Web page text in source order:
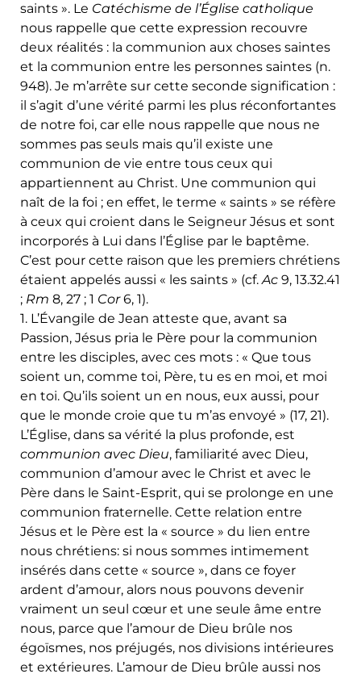
saints ». Le Catéchisme de l’Église catholique
nous rappelle que cette expression recouvre
deux réalités : la communion aux choses saintes
et la communion entre les personnes saintes (n.
948). Je m’arrête sur cette seconde signification :
il s’agit d’une vérité parmi les plus réconfortantes
de notre foi, car elle nous rappelle que nous ne
sommes pas seuls mais qu’il existe une
communion de vie entre tous ceux qui
appartiennent au Christ. Une communion qui
naît de la foi ; en effet, le terme « saints » se réfère
à ceux qui croient dans le Seigneur Jésus et sont
incorporés à Lui dans l’Église par le baptême.
C’est pour cette raison que les premiers chrétiens
étaient appelés aussi « les saints » (cf.Ac 9, 13.32.41
; Rm 8, 27 ; 1 Cor6, 1).
1. L’Évangile de Jean atteste que, avant sa
Passion, Jésus pria le Père pour la communion
entre les disciples, avec ces mots : « Que tous
soient un, comme toi, Père, tu es en moi, et moi
en toi. Qu’ils soient un en nous, eux aussi, pour
que le monde croie que tu m’as envoyé » (17, 21).
L’Église, dans sa vérité la plus profonde, est
communion avec Dieu, familiarité avec Dieu,
communion d’amour avec le Christ et avec le
Père dans le Saint-Esprit, qui se prolonge en une
communion fraternelle. Cette relation entre
Jésus et le Père est la « source » du lien entre
nous chrétiens: si nous sommes intimement
insérés dans cette « source », dans ce foyer
ardent d’amour, alors nous pouvons devenir
vraiment un seul cœur et une seule âme entre
nous, parce que l’amour de Dieu brûle nos
égoïsmes, nos préjugés, nos divisions intérieures
et extérieures. L’amour de Dieu brûle aussi nos